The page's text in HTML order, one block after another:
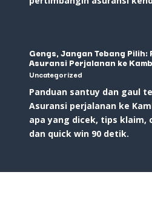
Gengs, Jangan Tebang
Asuransi Perjalanan ke
Uncategorized
Panduan santuy dan gaul
Asuransi perjalanan ke
apa yang dicek, tips klaim,
dan quick win 90 detik.